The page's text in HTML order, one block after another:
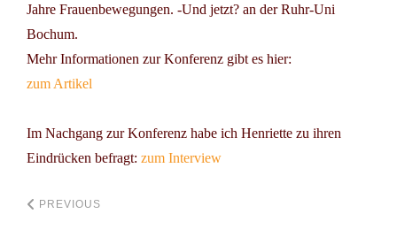
Jahre Frauenbewegungen. -Und jetzt? an der Ruhr-Uni
Bochum.
Mehr Informationen zur Konferenz gibt es hier:
zum Artikel
Im Nachgang zur Konferenz habe ich Henriette zu ihren
Eindrücken befragt: zum Interview
PREVIOUS